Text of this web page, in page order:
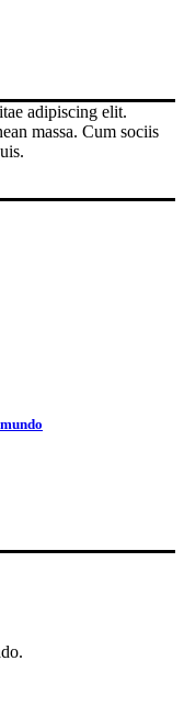
adipiscing elit.
massa. Cum sociis